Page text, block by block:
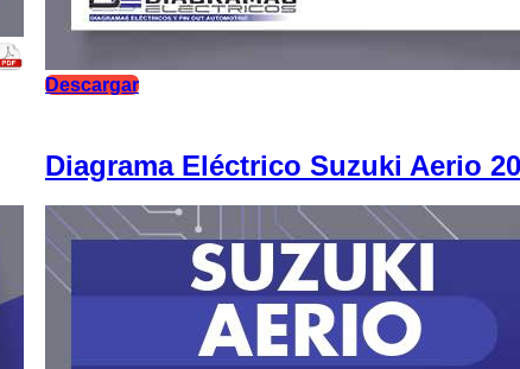
Descargar
Diagrama Eléctrico Suzuki Aerio